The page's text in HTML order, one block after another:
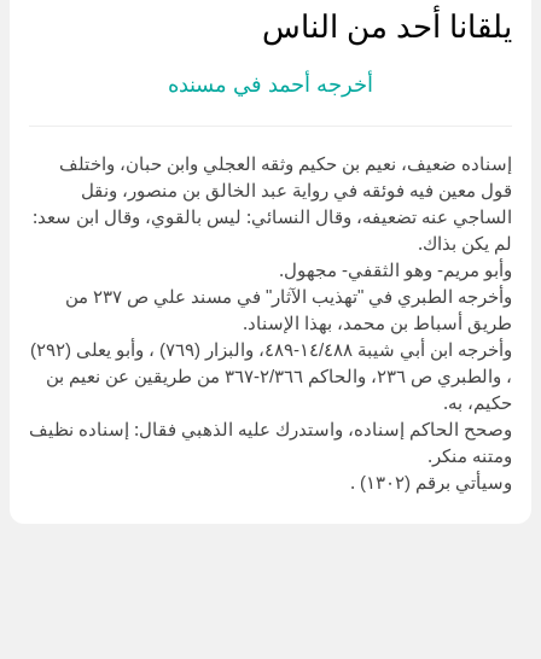
يلقانا أحد من الناس
أخرجه أحمد في مسنده
إسناده ضعيف، نعيم بن حكيم وثقه العجلي وابن حبان، واختلف
قول معين فيه فوئقه في رواية عبد الخالق بن منصور، ونقل
الساجي عنه تضعيفه، وقال النسائي: ليس بالقوي، وقال ابن سعد:
لم يكن بذاك.
وأبو مريم- وهو الثقفي- مجهول.
وأخرجه الطبري في "تهذيب الآثار" في مسند علي ص ٢٣٧ من
طريق أسباط بن محمد، بهذا الإسناد.
وأخرجه ابن أبي شيبة ١٤/٤٨٨-٤٨٩، والبزار (٧٦٩) ، وأبو يعلى (٢٩٢)
، والطبري ص ٢٣٦، والحاكم ٢/٣٦٦-٣٦٧ من طريقين عن نعيم بن
حكيم، به.
وصحح الحاكم إسناده، واستدرك عليه الذهبي فقال: إسناده نظيف
ومتنه منكر.
وسيأتي برقم (١٣٠٢) .